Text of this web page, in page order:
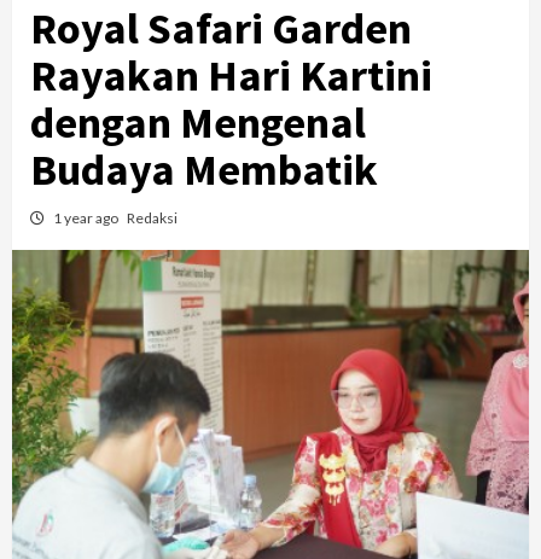
Royal Safari Garden
Rayakan Hari Kartini
dengan Mengenal
Budaya Membatik
1 year ago Redaksi